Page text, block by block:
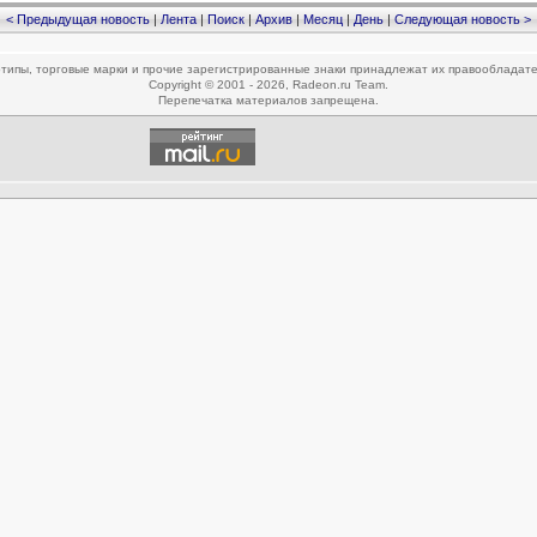
< Предыдущая новость Лента| Поиск Архив Месяц День Следующая новость >
торговые марки и прочие зарегистрированные знаки принадлежат их
Copyright © 2001 - 2026, Radeon.ru Team.
Перепечатка материалов запрещена.